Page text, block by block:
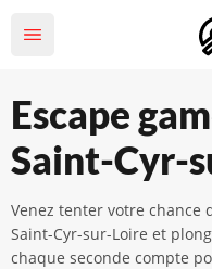
Escape
Saint-Cyr-
Venez tenter votre chance
Saint-Cyr-sur-Loire et
chaque seconde compte